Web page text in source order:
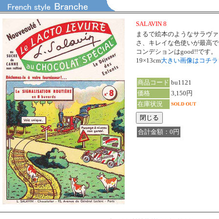
SALAVIN 8
まるで絵本のようなサラヴ
さ、キレイな色使いが最高
コンデションはgood!!です。
19×13cm大きい画像はコチラ
商品コード bu1121
価格
3,150円
在庫状況
合計金額：0円